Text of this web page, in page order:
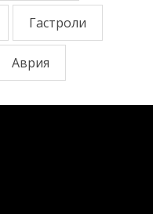
Гастроли
Аврия